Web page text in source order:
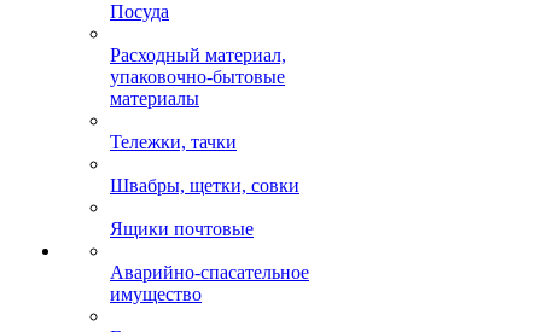
Посуда
Расходный материал,
упаковочно-бытовые
материалы
Тележки, тачки
Швабры, щетки, совки
Ящики почтовые
Аварийно-спасательное
имущество